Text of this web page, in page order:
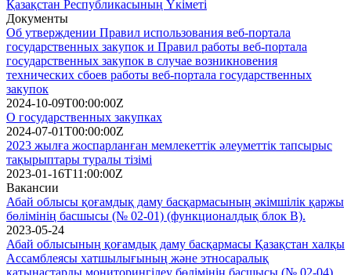
Қазақстан Республикасының Үкіметі
Документы
Об утверждении Правил использования веб-портала
государственных закупок и Правил работы веб-портала
государственных закупок в случае возникновения
технических сбоев работы веб-портала государственных
закупок
2024-10-09T00:00:00Z
О государственных закупках
2024-07-01T00:00:00Z
2023 жылға жоспарланған мемлекеттік әлеуметтік тапсырыс
тақырыптары туралы тізімі
2023-01-16T11:00:00Z
Вакансии
Абай облысы қоғамдық даму басқармасының әкімшілік қаржы
бөлімінің басшысы (№ 02-01) (функционалдық блок В).
2023-05-24
Абай облысының қоғамдық даму басқармасы Қазақстан халқы
Ассамблеясы хатшылығының және этносаралық
қатынастарды мониторингілеу бөлімінің басшысы (№ 02-04)